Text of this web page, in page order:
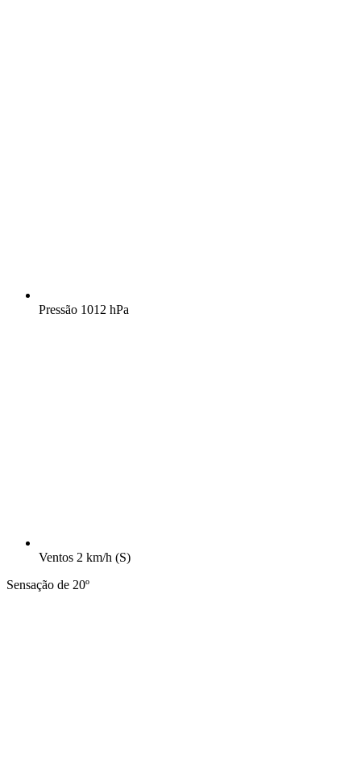
Pressão 1012 hPa
Ventos 2 km/h (S)
Sensação de 20º